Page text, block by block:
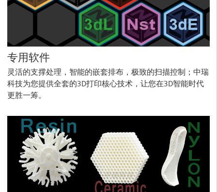
专用软件
灵活的支撑处理，智能的嵌套排布，极致的扫描控制；中瑞
科技为您提供全套的3D打印核心技术，让您在3D智能时代
更胜一筹。